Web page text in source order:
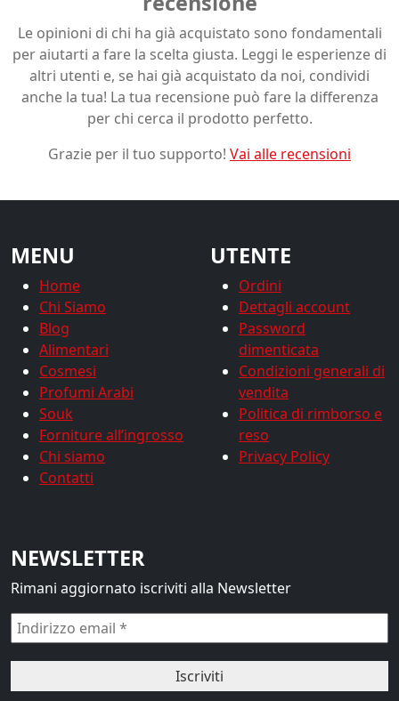
Le opinioni di chi ha già acquistato sono fondamentali
per aiutarti a fare la scelta giusta. Leggi le esperienze di
altri utenti e, se hai già acquistato da noi, condividi
anche la tua! La tua recensione può fare la differenza
per chi cerca il prodotto perfetto.
Grazie per il tuo supporto! Vai alle recensioni
MENU
Home
Chi Siamo
Blog
Alimentari
Cosmesi
Profumi Arabi
Souk
Forniture all’ingrosso
Chi siamo
Contatti
UTENTE
Ordini
Dettagli account
Password
dimenticata
Condizioni generali di
vendita
Politica di rimborso e
reso
Privacy Policy
NEWSLETTER
Rimani aggiornato iscriviti alla Newsletter